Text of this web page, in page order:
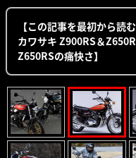
【この記事を最初から読む
カワサキ Z900RS＆
Z650RSの痛快さ】